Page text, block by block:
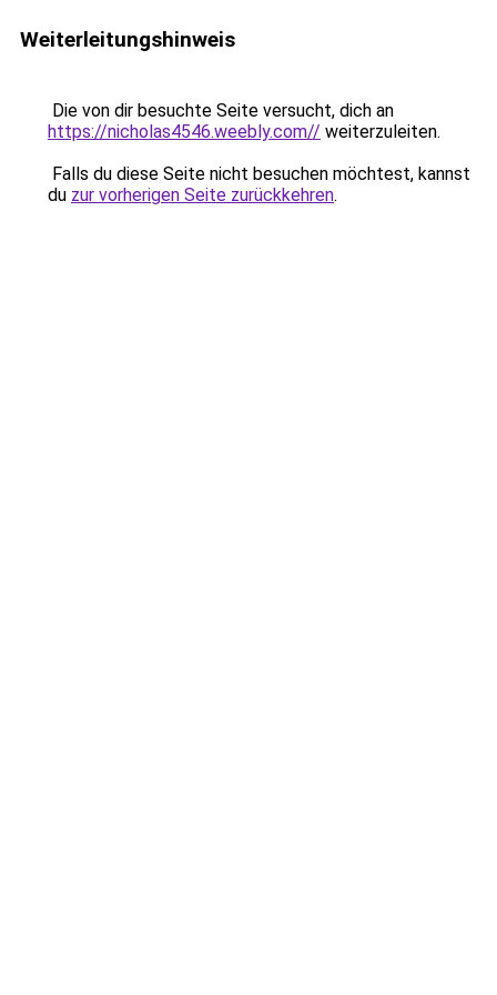
Weiterleitungshinweis
Die von dir besuchte Seite versucht, dich an
https://nicholas4546.weebly.com// weiterzuleiten.
Falls du diese Seite nicht besuchen möchtest, kannst
du zur vorherigen Seite zurückkehren.